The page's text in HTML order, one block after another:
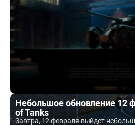
Небольшое обновление 12
of Tanks
Завтра, 12 февраля выйдет